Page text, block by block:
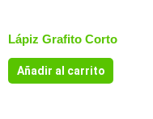
Lápiz Grafito Corto
Añadir al carrito